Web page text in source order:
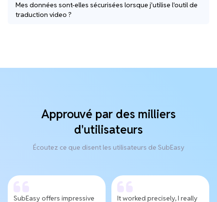
Mes données sont-elles sécurisées lorsque j'utilise l'outil de
traduction video ?
Approuvé par des milliers
d'utilisateurs
Écoutez ce que disent les utilisateurs de SubEasy
SubEasy offers impressive It worked precisely, I really